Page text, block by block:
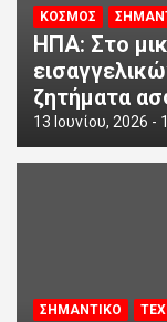
ΚΟΣΜΟΣ
ΗΠΑ: Στο
ζητήματα
13 Ιουνίου, 2026 -
ΣΗΜΑΝΤΙΚΟ